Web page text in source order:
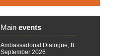
Main events
Ambassadorial Dialogue, 8
September 2026